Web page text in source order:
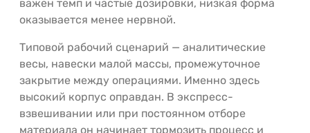
важен темп и частые дозировки, низкая форма
оказывается менее нервной.
Типовой рабочий сценарий — аналитические
весы, навески малой массы, промежуточное
закрытие между операциями. Именно здесь
высокий корпус оправдан. В экспресс-
взвешивании или при постоянном отборе
материала он начинает тормозить процесс и